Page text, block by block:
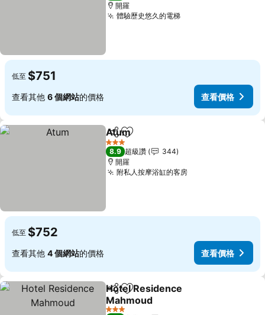
開羅
體驗歷史悠久的電梯查看價格
低至 $751
查看其他 6 個網站的價格 查看價格
分享 加入我的最愛
Atum
3 星級
8.9 超級讚
344
開羅
附私人按摩浴缸的客房查看價格
低至 $752
查看其他 4 個網站的價格 查看價格
分享 加入我的最愛
Hotel Residence
Mahmoud
查看價格
3 星級